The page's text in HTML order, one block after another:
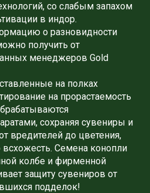
со слабым запахом
в индор.
о разновидности
получить от
менеджеров Gold
на полках
на прорастаемость
сохраняя сувениры и
вредителей до цветения,
Семена конопли
колбе и фирменной
защиту сувениров от
подделок!